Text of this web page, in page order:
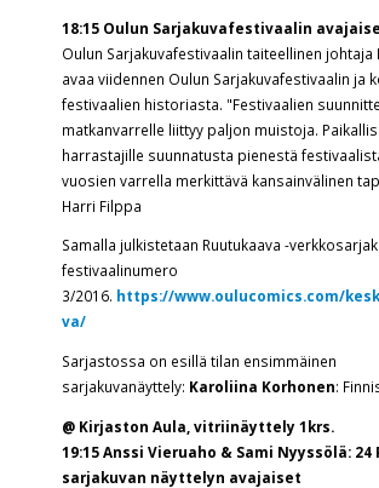
18:15 Oulun Sarjakuvafestivaalin
Oulun Sarjakuvafestivaalin taiteellinen johtaja
avaa viidennen Oulun Sarjakuvafestivaalin ja
festivaalien historiasta. "Festivaalien
matkanvarrelle liittyy paljon muistoja.
harrastajille suunnatusta pienestä
vuosien varrella merkittävä kansainvälinen
Harri Filppa
Samalla julkistetaan Ruutukaava -
festivaalinumero
3/2016. https://www.oulucomics.com/
va/
Sarjastossa on esillä tilan ensimmäinen
sarjakuvanäyttely: Karoliina Korhonen:
@ Kirjaston Aula, vitriinäyttely 1krs.
19:15 Anssi Vieruaho & Sami Nyyssölä: 24
sarjakuvan näyttelyn avajaiset